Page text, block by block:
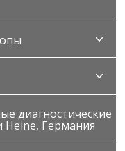
диагностические
Heine, Германия